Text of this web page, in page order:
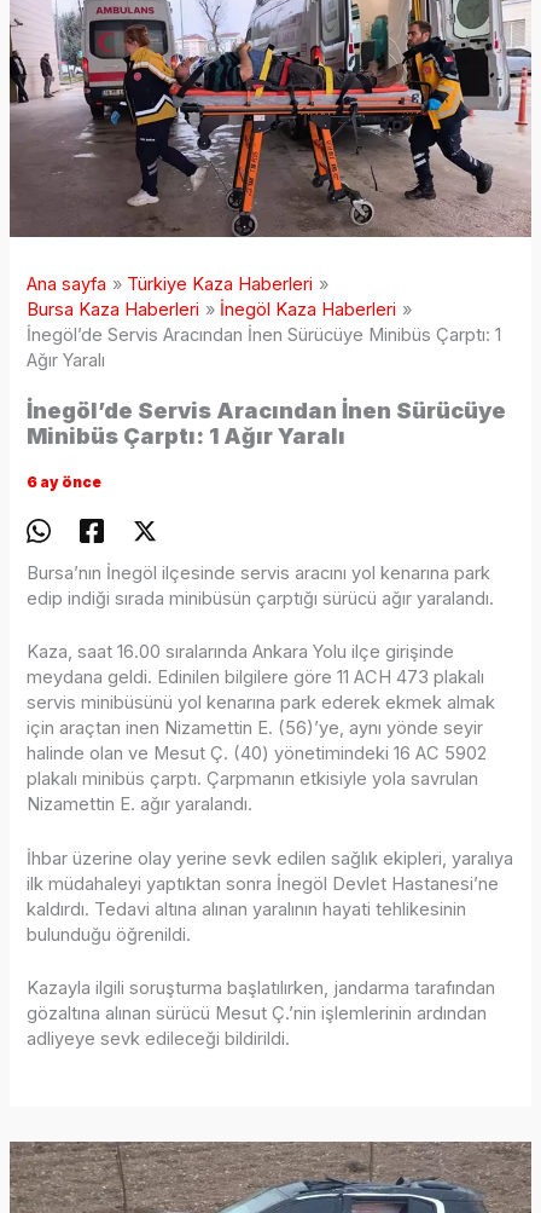
Ana sayfa
Türkiye Kaza Haberleri
Bursa Kaza Haberleri
İnegöl Kaza Haberleri
İnegöl’de Servis Aracından İnen Sürücüye Minibüs Çarptı: 1
Ağır Yaralı
İnegöl’de Servis Aracından İnen Sürücüye
Minibüs Çarptı: 1 Ağır Yaralı
6 ay önce
Bursa’nın İnegöl ilçesinde servis aracını yol kenarına park
edip indiği sırada minibüsün çarptığı sürücü ağır yaralandı.
Kaza, saat 16.00 sıralarında Ankara Yolu ilçe girişinde
meydana geldi. Edinilen bilgilere göre 11 ACH 473 plakalı
servis minibüsünü yol kenarına park ederek ekmek almak
için araçtan inen Nizamettin E. (56)’ye, aynı yönde seyir
halinde olan ve Mesut Ç. (40) yönetimindeki 16 AC 5902
plakalı minibüs çarptı. Çarpmanın etkisiyle yola savrulan
Nizamettin E. ağır yaralandı.
İhbar üzerine olay yerine sevk edilen sağlık ekipleri, yaralıya
ilk müdahaleyi yaptıktan sonra İnegöl Devlet Hastanesi’ne
kaldırdı. Tedavi altına alınan yaralının hayati tehlikesinin
bulunduğu öğrenildi.
Kazayla ilgili soruşturma başlatılırken, jandarma tarafından
gözaltına alınan sürücü Mesut Ç.’nin işlemlerinin ardından
adliyeye sevk edileceği bildirildi.